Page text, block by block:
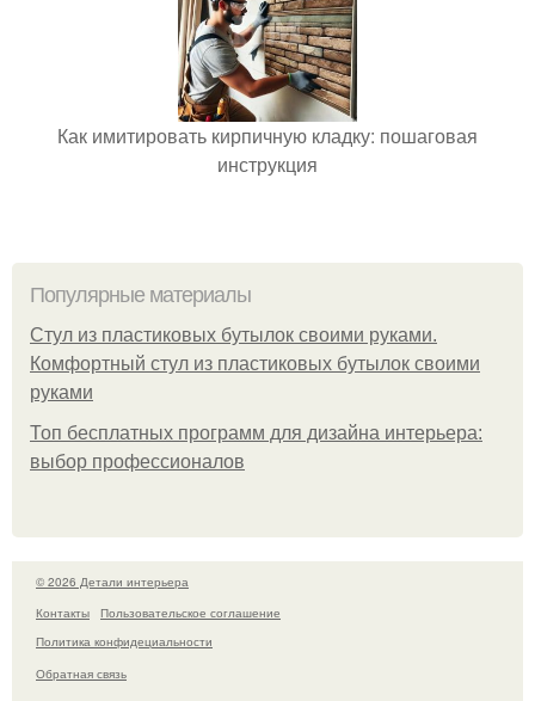
Как имитировать кирпичную кладку: пошаговая
инструкция
Популярные материалы
Стул из пластиковых бутылок своими руками.
Комфортный стул из пластиковых бутылок своими
руками
Топ бесплатных программ для дизайна интерьера:
выбор профессионалов
© 2026 Детали интерьера
Контакты
Пользовательское соглашение
Политика конфидециальности
Обратная связь